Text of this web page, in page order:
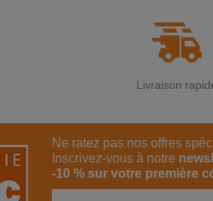
Livraison
Ne ratez pas nos offres
Inscrivez-vous à notre
-10 % sur votre première